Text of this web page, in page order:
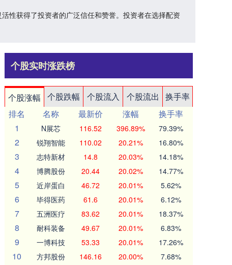
性获得了投资者的广泛信任和赞誉。投资者在选择配资
个股实时涨跌榜
个股涨幅 个股跌幅 个股流入 个股流出
换手率
排名
名称 最新价 涨幅
换手率
1
N展芯 116.52 396.89% 79.39%
2 锐翔智能 110.02 20.21% 16.80%
3 志特新材 14.8 20.03% 14.18%
4 博腾股份 20.44 20.02% 14.77%
5 近岸蛋白 46.72 20.01% 5.62%
6 毕得医药 61.6 20.01% 6.12%
7 五洲医疗 83.62 20.01% 18.37%
8 耐科装备 49.67 20.01% 6.83%
9 一博科技 53.33 20.01% 17.26%
10 方邦股份 146.16 20.00% 7.68%